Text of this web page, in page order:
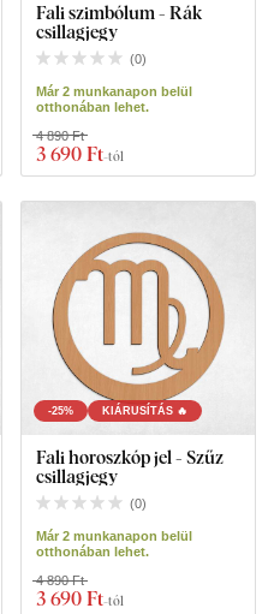
Fali szimbólum - Rák
csillagjegy
(0)
Már 2 munkanapon belül
otthonában lehet.
3 690 Ft-tól
4 890 Ft
-25% KIÁRUSÍTÁS 🔥
Fali horoszkóp jel - Szűz
csillagjegy
(0)
Már 2 munkanapon belül
otthonában lehet.
3 690 Ft-tól
4 890 Ft